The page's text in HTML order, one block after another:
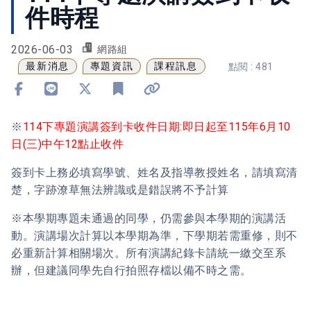
件時程
2026-06-03 網路組
最新消息 專題資訊 課程訊息 點閱 : 481
※ 114下專題演講簽到卡收件日期:即日起至115年6月10
日(三)中午12點止收件
簽到卡上務必填寫學號、姓名及指導教授姓名，請填寫清
楚，字跡潦草無法辨識或是錯誤將不予計算
※本學期專題未通過的同學，仍需參與本學期的演講活
動。演講場次計算以本學期為準，下學期若需重修，則不
必重新計算相關場次。所有演講紀錄卡請統一繳交至系
辦，但建議同學先自行拍照存檔以備不時之需。